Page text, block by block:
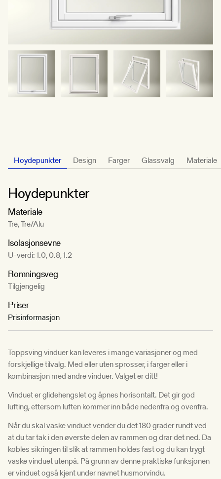
Hoydepunkter Design Farger Glassvalg Materiale
Hoydepunkter
Materiale
Tre, Tre/Alu
Isolasjonsevne
U-verdi: 1.0, 0.8, 1.2
Romningsveg
Tilgjengelig
Priser
Prisinformasjon
Toppsving vinduer kan leveres i mange variasjoner og med
forskjellige tilvalg. Med eller uten sprosser, i farger eller i
kombinasjon med andre vinduer. Valget er ditt!
Vinduet er glidehengslet og åpnes horisontalt. Det gir god
lufting, ettersom luften kommer inn både nedenfra og ovenfra.
Når du skal vaske vinduet vender du det 180 grader rundt ved
at du tar tak i den øverste delen av rammen og drar det ned. Da
kobles sikringen til slik at rammen holdes fast og du kan trygt
vaske vinduet utenpå. På grunn av denne praktiske funksjonen
er vinduet også kjent under navnet husmorvindu.